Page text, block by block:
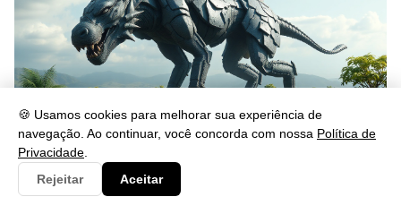
🍪 Usamos cookies para melhorar sua experiência de
navegação. Ao continuar, você concorda com nossa Política de
Privacidade
Rejeitar
Aceitar
Gerou: Significado, Uso e Exemplos na Língua Portuguesa